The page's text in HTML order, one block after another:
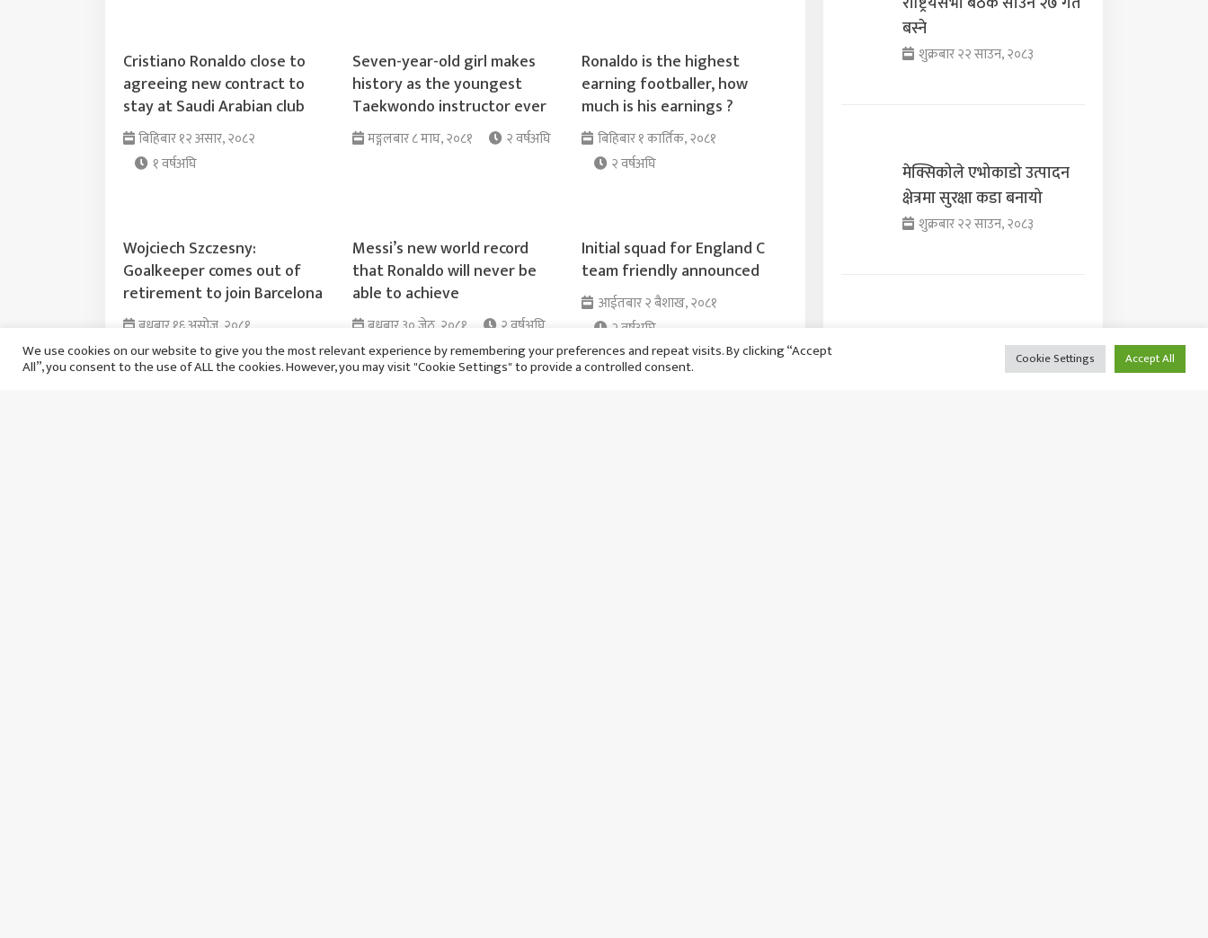
Cristiano Ronaldo close to
agreeing new contract to
stay at Saudi Arabian club
बिहिबार १२ असार, २०८२
१ वर्षअघि
Seven-year-old girl makes
history as the youngest
Taekwondo instructor ever
मङ्गलबार ८ माघ, २०८१ २ वर्षअघि
Ronaldo is the highest
earning footballer, how
much is his earnings ?
बिहिबार १ कार्तिक, २०८१
२ वर्षअघि
Wojciech Szczesny:
Goalkeeper comes out of
retirement to join Barcelona
बुधबार १६ असोज, २०८१
२ वर्षअघि
Messi’s new world record
that Ronaldo will never be
able to achieve
बुधबार ३० जेठ, २०८१ २ वर्षअघि
Initial squad for England C
team friendly announced
आईतबार २ ब‌ैशाख, २०८१
२ वर्षअघि
बस्ने
शुक्रबार २२ साउन, २०८३
मेक्सिकोले एभोकाडो उत्पादन
क्षेत्रमा सुरक्षा कडा बनायो
शुक्रबार २२ साउन, २०८३
भन्सार छलेर ल्याइएका
सामानसहित चार जना पक्राउ
We use cookies on our website to give you the most relevant experience by remembering your preferences and repeat visits. By clicking “Accept
All”, you consent to the use of ALL the cookies. However, you may visit "Cookie Settings" to provide a controlled consent. Cookie Settings Accept All